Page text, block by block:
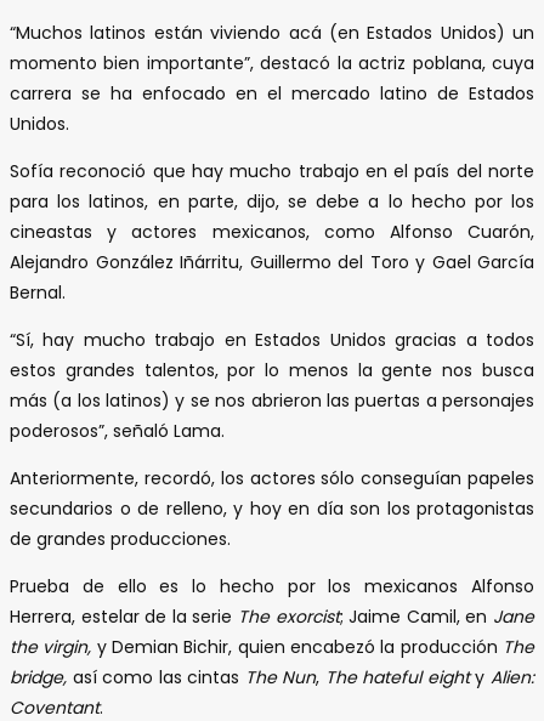
“Muchos latinos están viviendo acá (en Estados Unidos) un
momento bien importante”, destacó la actriz poblana, cuya
carrera se ha enfocado en el mercado latino de Estados
Unidos.
Sofía reconoció que hay mucho trabajo en el país del norte
para los latinos, en parte, dijo, se debe a lo hecho por los
cineastas y actores mexicanos, como Alfonso Cuarón,
Alejandro González Iñárritu, Guillermo del Toro y Gael García
Bernal.
“Sí, hay mucho trabajo en Estados Unidos gracias a todos
estos grandes talentos, por lo menos la gente nos busca
más (a los latinos) y se nos abrieron las puertas a personajes
poderosos”, señaló Lama.
Anteriormente, recordó, los actores sólo conseguían papeles
secundarios o de relleno, y hoy en día son los protagonistas
de grandes producciones.
Prueba de ello es lo hecho por los mexicanos Alfonso
Herrera, estelar de la serie The exorcist; Jaime Camil, en Jane
the virgin, y Demian Bichir, quien encabezó la producción The
bridge, así como las cintas The Nun, The hateful eightyAlien:
Coventant.